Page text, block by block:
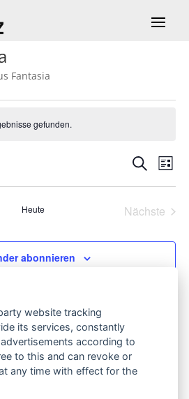
Fantasia
gefunden.
Such-
SucheListe
Heute
Nächste
abonnieren
website tracking
its services, constantly
according to
to this and can revoke or
any time with effect for the